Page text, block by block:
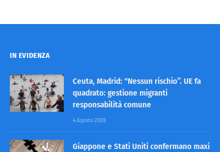
IN EVIDENZA
Ceuta, Madrid: “Nessun rischio”. UE fa
quadrato: gestione migranti
responsabilità comune
4 Agosto 2026
Giappone e Stati Uniti confermano maxi